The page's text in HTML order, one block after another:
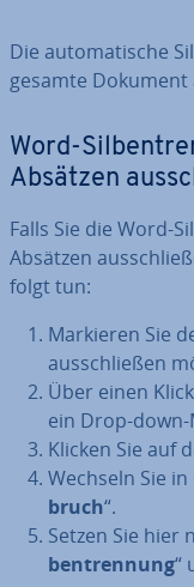
Die au­to­ma­ti­sche
gesamte Dokument
Word-
Absätzen
Falls Sie die Word-
Absätzen
folgt tun:
Markieren Sie
aus­schlie­ßen
Über einen
ein Drop-down-
Klicken Sie auf
Wechseln Sie in
bruch“.
Setzen Sie hier
ben­tren­nung“